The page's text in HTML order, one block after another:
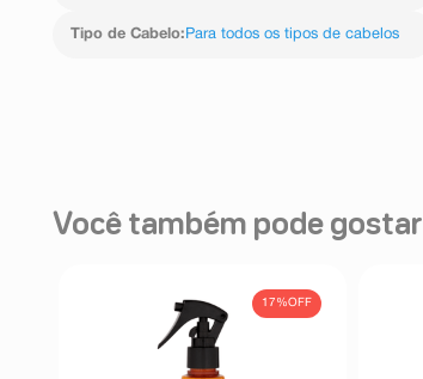
Tipo de Cabelo: Para todos os tipos de cabelos
Você também pode gostar
17%OFF